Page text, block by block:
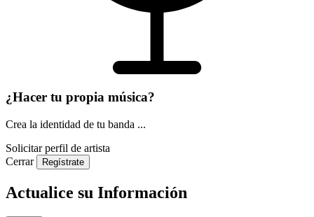
¿Hacer tu propia música?
Crea la identidad de tu banda ...
Solicitar perfil de artista
Cerrar
Regístrate
Actualice su Información